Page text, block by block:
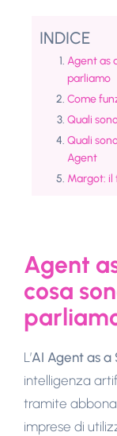
INDICE
Agent as
parliamo
Come
Quali
Quali
Agent
Margot: il
Agent
cosa
L’AI Agent as a
intelligenza
tramite
imprese di